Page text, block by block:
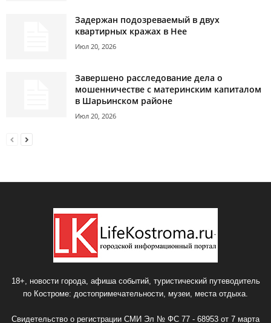
Задержан подозреваемый в двух
квартирных кражах в Нее
Июл 20, 2026
Завершено расследование дела о
мошенничестве с материнским капиталом
в Шарьинском районе
Июл 20, 2026
18+, новости города, афиша событий, туристический путеводитель
по Костроме: достопримечательности, музеи, места отдыха.
Свидетельство о регистрации СМИ Эл № ФС 77 - 68953 от 7 марта